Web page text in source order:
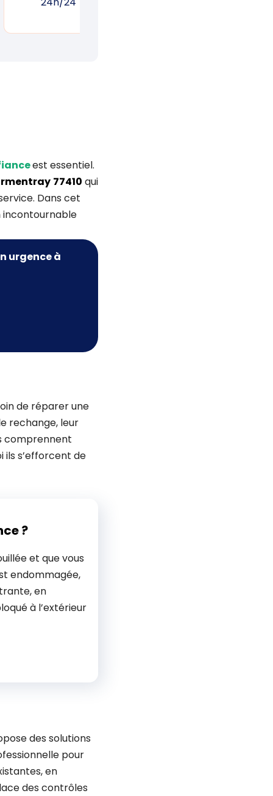
est essentiel.
77410 qui
Dans cet
incontournable
urgence à
de réparer une
rechange, leur
comprennent
ils s’efforcent de
?
et que vous
endommagée,
en
à l’extérieur
des solutions
pour
en
des contrôles